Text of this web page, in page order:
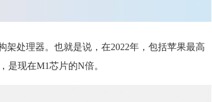
处理器。也就是说，在2022年，包括苹果最高
是现在M1芯片的N倍。